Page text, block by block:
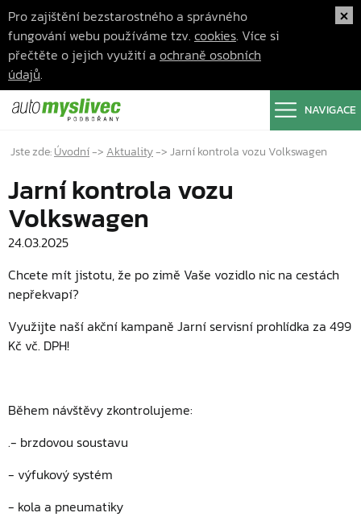
Pro zajištění bezstarostného a správného
fungování webu používáme tzv. cookies. Více si
přečtěte o jejich využití a ochraně osobních
údajů.
NAVIGACE
Jste zde:Úvodní-> Aktuality->Jarní kontrola vozu Volkswagen
Jarní kontrola vozu
Volkswagen
24.03.2025
Chcete mít jistotu, že po zimě Vaše vozidlo nic na cestách
nepřekvapí?
Využijte naší akční kampaně Jarní servisní prohlídka za 499
Kč vč. DPH!
Během návštěvy zkontrolujeme:
.- brzdovou soustavu
- výfukový systém
- kola a pneumatiky